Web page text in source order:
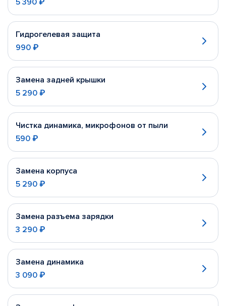
5 390 ₽
Гидрогелевая защита
990 ₽
Замена задней крышки
5 290 ₽
Чистка динамика, микрофонов от пыли
590 ₽
Замена корпуса
5 290 ₽
Замена разъема зарядки
3 290 ₽
Замена динамика
3 090 ₽